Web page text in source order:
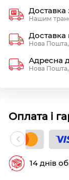
Доставка
Нашим
Доставка
Нова Пошта,
Адресна
Нова Пошта,
Оплата і
14 днів